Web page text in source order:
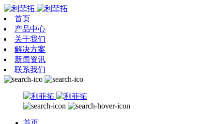
首页
产品中心
关于我们
解决方案
新闻资讯
联系我们